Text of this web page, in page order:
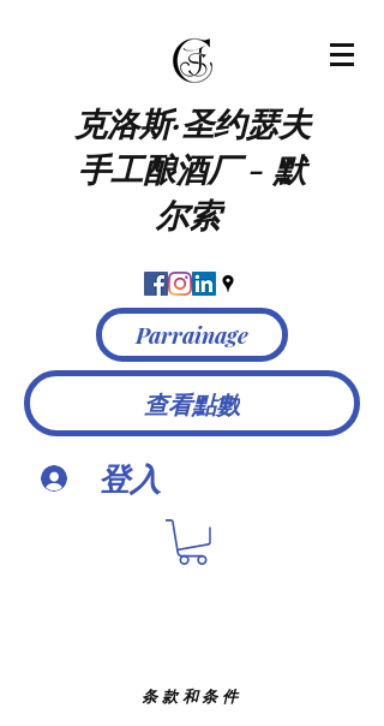
克洛斯·圣约瑟夫
手工酿酒厂 - 默
尔索
Parrainage
查看點數
登入
条款和条件